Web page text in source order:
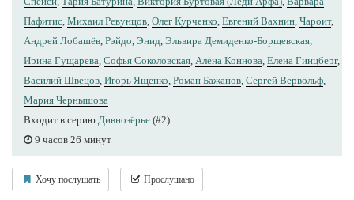
Пафитис Михаил Ревунцов Олег Курченко Евгений Вахнин Чароит,
Андрей Лобашёв Рэйдо Энид Эльвира Демиденко-Борщевская
Ирина Гущарева Софья Соколовская Алёна Коннова Елена Гинцберг,
Василий Швецов Игорь Ященко Роман Бажанов Сергей Вервольф
Мария Чернышова
Входит в серию Дивнозёрье (#2)
9 часов 26 минут
Хочу послушать Прослушано